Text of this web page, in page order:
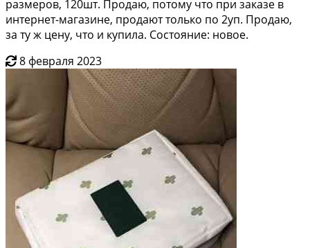
размеров, 120шт. Продаю, потому что при заказе в
интернет-магазине, продают только по 2уп. Продаю,
за ту ж цену, что и купила. Состояние: новое.
8 февраля 2023